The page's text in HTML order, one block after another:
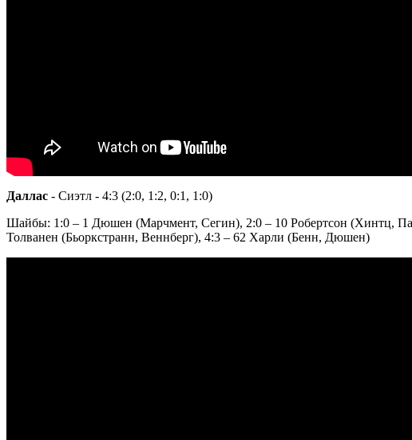
Даллас - Сиэтл - 4:3 (2:0, 1:2, 0:1, 1:0)
Шайбы: 1:0 – 1 Дюшен (Марчмент, Сегин), 2:0 – 10 Робертсон (Хинтц,
Толванен (Бьоркстранн, Веннберг), 4:3 – 62 Харли (Бенн, Дюшен)